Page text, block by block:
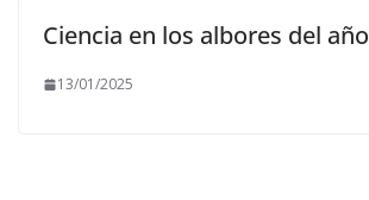
Ciencia en los albores del año
13/01/2025